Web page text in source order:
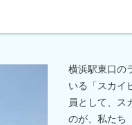
横浜駅東口の
いる「スカイ
員として、ス
のが、私たち